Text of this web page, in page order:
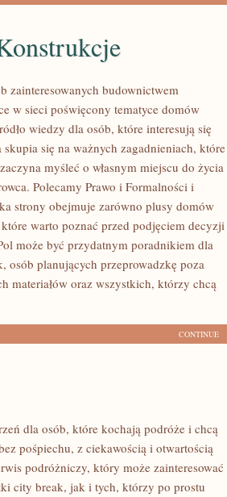
zainteresowanych budownictwem
w sieci poświęcony tematyce domów
wiedzy dla osób, które interesują się
się na ważnych zagadnieniach, które
myśleć o własnym miejscu do życia
Polecamy Prawo i Formalności i
strony obejmuje zarówno plusy domów
warto poznać przed podjęciem decyzji
może być przydatnym poradnikiem dla
osób planujących przeprowadzkę poza
materiałów oraz wszystkich, którzy chcą
CONTINUE
dla osób, które kochają podróże i chcą
pośpiechu, z ciekawością i otwartością
podróżniczy, który może zainteresować
city break, jak i tych, którzy po prostu